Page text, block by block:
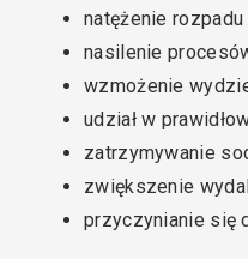
natężenie rozpadu
nasilenie
wzmożenie
udział w
zatrzymywanie
zwiększenie
przyczynianie się